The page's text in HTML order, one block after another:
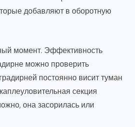
добавляют в оборотную
момент. Эффективность
можно проверить
постоянно висит туман
секция
она засорилась или